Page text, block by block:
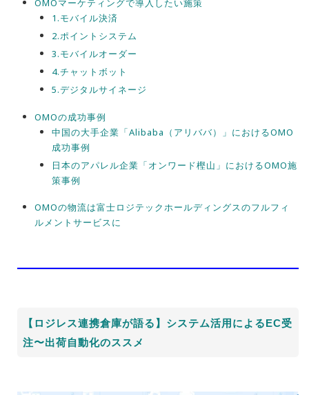
OMOマーケティングで導入したい施策
1.モバイル決済
2.ポイントシステム
3.モバイルオーダー
4.チャットボット
5.デジタルサイネージ
OMOの成功事例
中国の大手企業「Alibaba（アリババ）」におけるOMO
成功事例
日本のアパレル企業「オンワード樫山」におけるOMO施
策事例
OMOの物流は富士ロジテックホールディングスのフルフィ
ルメントサービスに
【ロジレス連携倉庫が語る】システム活用によるEC受
注〜出荷自動化のススメ